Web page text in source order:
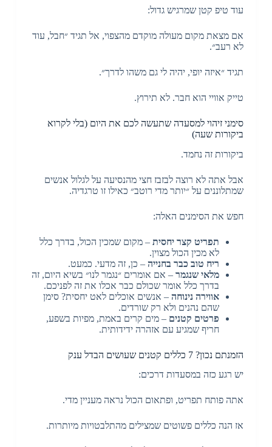
עוד טיפ קטן שמרגיש גדול:
אם מצאת מקום מעולה מוקדם מהצפוי, אל תגיד ״חבל, עוד
לא רעב״.
תגיד ״איזה יופי, יהיה לי גם משהו לדרך״.
טייק אוויי הוא חבר. לא תירוץ.
סימני זיהוי למסעדה שתעשה לכם את היום (בלי לקרוא
ביקורות שעה)
ביקורות זה נחמד.
אבל אתה לא רוצה לבזבז חצי מהנסיעה על לגלול אנשים
שמתלוננים על ״יותר מדי רוטב״ כאילו זו טרגדיה.
חפש את הסימנים האלה:
תפריט קצר יחסית– מקום שמכין הכול, בדרך כלל
לא מכין הכול מצוין.
ריח טוב כבר בחנייה– כן, זה מדעי. כמעט.
מלאי שנגמר– אם אומרים ״נגמר לנו״ בשיא היום, זה
בדרך כלל אומר שכולם כבר אכלו את זה לפניכם.
אווירה נינוחה– אנשים אוכלים לאט יחסית? סימן
שהם נהנים ולא רק שורדים.
פרטים קטנים – מים קרים באמת, מפיות בשפע,
חריף שמגיע עם אזהרה ידידותית.
הזמנתם נכון? 7 כללים קטנים שעושים הבדל ענק
יש רגע כזה במסעדות דרכים:
אתה פותח תפריט, ופתאום הכול נראה מעניין מדי.
אז הנה כללים פשוטים שמצילים מהתלבטויות מיותרות.